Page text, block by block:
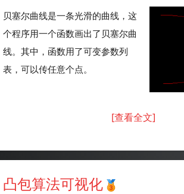
贝塞尔曲线是一条光滑的曲线，这
个程序用一个函数画出了贝塞尔曲
线。其中，函数用了可变参数列
表，可以传任意个点。
[查看全文]
凸包算法可视化